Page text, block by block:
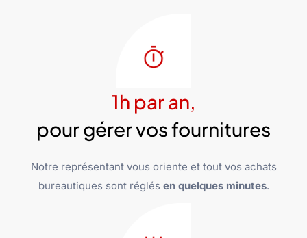
1h par an,
pour gérer vos fournitures
Notre représentant vous oriente et tout vos achats
bureautiques sont réglés en quelques minutes.